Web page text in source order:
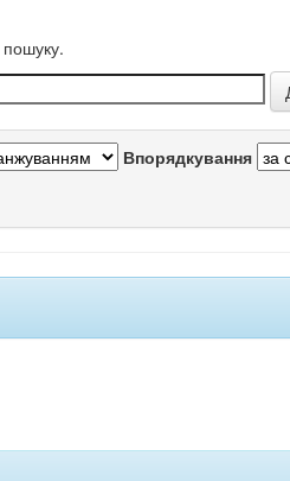
пошуку.
Впорядкування